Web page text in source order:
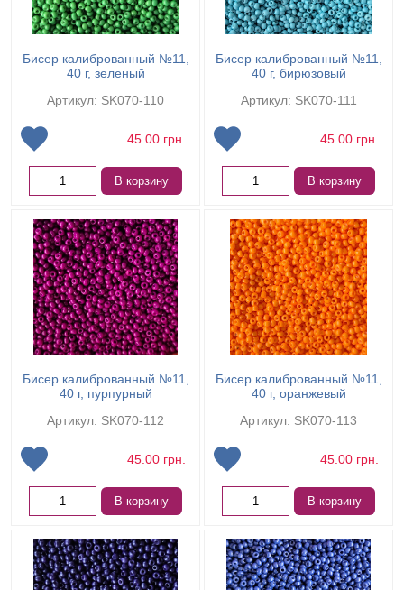
Бисер калиброванный №11,
40 г, зеленый
Артикул: SK070-110
45.00 грн.
В корзину
Бисер калиброванный №11,
40 г, бирюзовый
Артикул: SK070-111
45.00 грн.
В корзину
Бисер калиброванный №11,
40 г, пурпурный
Артикул: SK070-112
45.00 грн.
В корзину
Бисер калиброванный №11,
40 г, оранжевый
Артикул: SK070-113
45.00 грн.
В корзину